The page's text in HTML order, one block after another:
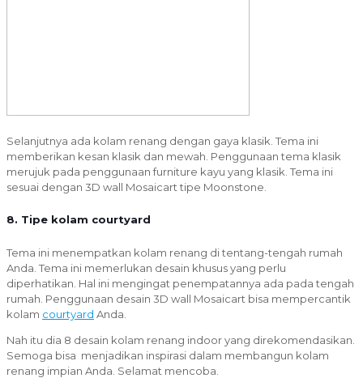
Selanjutnya ada kolam renang dengan gaya klasik. Tema ini
memberikan kesan klasik dan mewah. Penggunaan tema klasik
merujuk pada penggunaan furniture kayu yang klasik. Tema ini
sesuai dengan 3D wall Mosaicart tipe Moonstone.
8. Tipe kolam courtyard
Tema ini menempatkan kolam renang di tentang-tengah rumah
Anda. Tema ini memerlukan desain khusus yang perlu
diperhatikan. Hal ini mengingat penempatannya ada pada tengah
rumah. Penggunaan desain 3D wall Mosaicart bisa mempercantik
kolam courtyard Anda.
Nah itu dia 8 desain kolam renang indoor yang direkomendasikan.
Semoga bisa menjadikan inspirasi dalam membangun kolam
renang impian Anda. Selamat mencoba.